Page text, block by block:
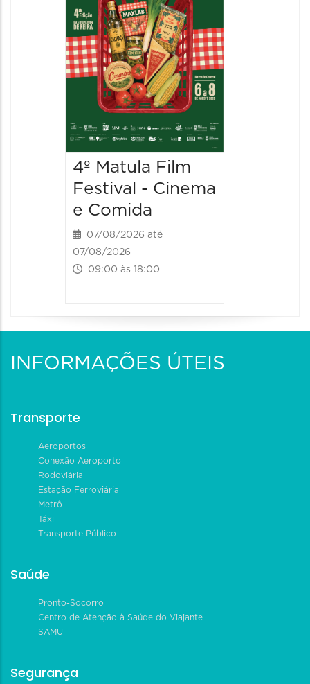
4º Matula Film
Festival - Cinema
e Comida
07/08/2026 até
07/08/2026
09:00 às 18:00
INFORMAÇÕES ÚTEIS
Transporte
Aeroportos
Conexão Aeroporto
Rodoviária
Estação Ferroviária
Metrô
Táxi
Transporte Público
Saúde
Pronto-Socorro
Centro de Atenção à Saúde do Viajante
SAMU
Segurança